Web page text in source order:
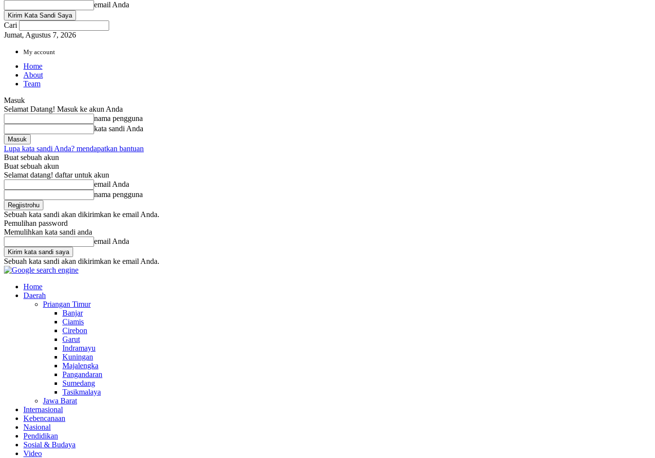
email Anda
Cari
Jumat, Agustus 7, 2026
My account
Home
About
Team
Masuk
Selamat Datang! Masuk ke akun Anda
nama pengguna
kata sandi Anda
Lupa kata sandi Anda? mendapatkan bantuan
Buat sebuah akun
Buat sebuah akun
Selamat datang! daftar untuk akun
email Anda
nama pengguna
Sebuah kata sandi akan dikirimkan ke email Anda.
Pemulihan password
Memulihkan kata sandi anda
email Anda
Sebuah kata sandi akan dikirimkan ke email Anda.
Home
Daerah
Priangan Timur
Banjar
Ciamis
Cirebon
Garut
Indramayu
Kuningan
Majalengka
Pangandaran
Sumedang
Tasikmalaya
Jawa Barat
Internasional
Kebencanaan
Nasional
Pendidikan
Sosial & Budaya
Video